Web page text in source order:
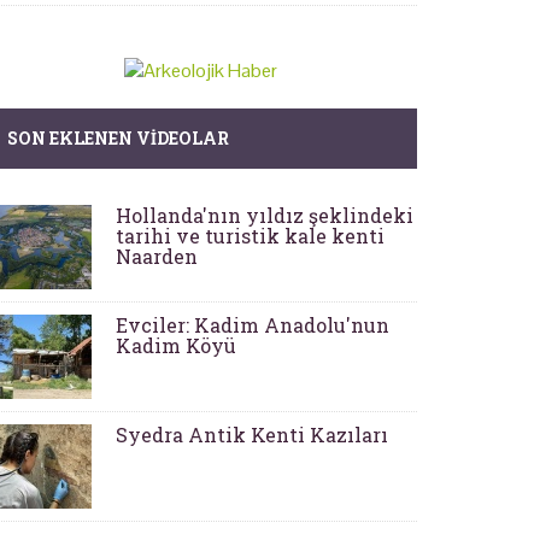
SON EKLENEN VIDEOLAR
Hollanda'nın yıldız şeklindeki
tarihi ve turistik kale kenti
Naarden
Evciler: Kadim Anadolu'nun
Kadim Köyü
Syedra Antik Kenti Kazıları